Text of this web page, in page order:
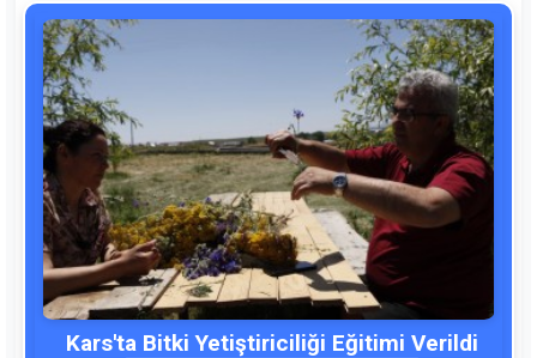
Kars'ta Bitki Yetiştiriciliği Eğitimi Verildi